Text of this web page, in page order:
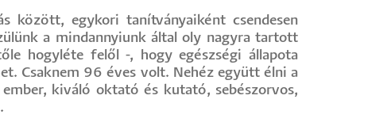
között, egykori tanítványaiként csendesen
a mindannyiunk által oly nagyra tartott
hogyléte felől -, hogy egészségi állapota
Csaknem 96 éves volt. Nehéz együtt élni a
kiváló oktató és kutató, sebészorvos,